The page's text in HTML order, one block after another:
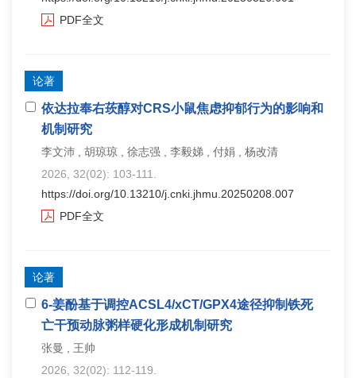
PDF全文
论著
依达拉奉右莰醇对CRS小鼠焦虑抑郁行为的影响和
机制研究
李文沛 , 胡琼琼 , 徐志强 , 李毅娣 , 付娟 , 杨改清
2026, 32(02): 103-111.
https://doi.org/10.13210/j.cnki.jhmu.20250208.007
PDF全文
论著
6‑姜酚基于调控ACSL4/xCT/GPX4途径抑制铁死
亡干预动脉粥样硬化形成机制研究
张曼 , 王帅
2026, 32(02): 112-119.